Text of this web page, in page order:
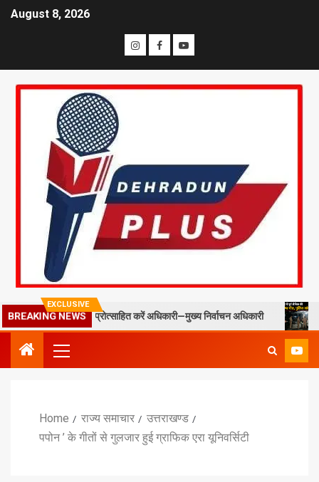
August 8, 2026
EXCLUSIVE
BREAKING NEWS
स्टाफ को प्रोत्साहित करें अधिकारी—मुख्य निर्वाचन अधिकारी मसूरी में
Home राज्य समाचार
उत्तराखण्ड
पपोन ’ के गीतों से गुलजार हुई ग्राफिक एरा यूनिवर्सिटी